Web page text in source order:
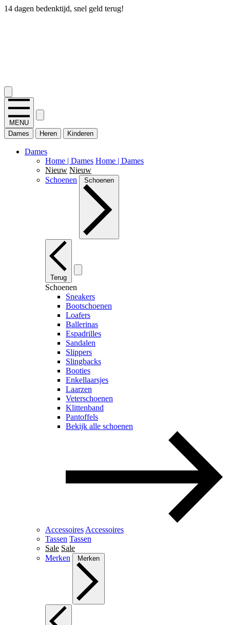
14 dagen bedenktijd, snel geld terug!
MENU
Dames
Heren Kinderen
Dames
Home | Dames Home | Dames
Nieuw Nieuw
Schoenen
Schoenen
Terug
Schoenen
Sneakers
Bootschoenen
Loafers
Ballerinas
Espadrilles
Sandalen
Slippers
Slingbacks
Booties
Enkellaarsjes
Laarzen
Veterschoenen
Klittenband
Pantoffels
Bekijk alle schoenen
Accessoires Accessoires
Tassen Tassen
Sale Sale
Merken
Merken